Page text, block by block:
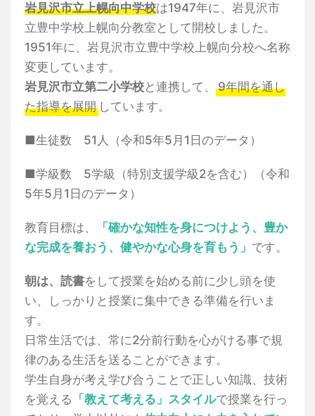
岩見沢市立上幌向中学校は1947年に、岩見沢市
立豊中学校上幌向分教室として開校しました。
1951年に、岩見沢市立豊中学校上幌向分校へ名称
変更しています。
岩見沢市立第二小学校と連携して、
9年間を通し
た指導を展開 しています。
■生徒数 51人（令和5年5月1日のデータ）
■学級数 5学級（特別支援学級2を含む）（令和
5年5月1日のデータ）
教育目標は、
「確かな知性を身につけよう、豊か
な完成を養おう、健やかな心身を育もう」 です。
朝は、読書をして授業を始める前に少し頭を使
い、しっかりと授業に集中できる準備を行いま
す。
日常生活では、常に2分前行動を心がける事で規
律のある生活を送ることができます。
学生自身が考え学び合うことで正しい知識、技術
を覚える 「教えて考える」スタイルで授業を行っ